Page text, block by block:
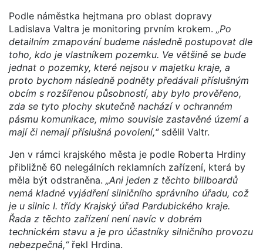
Podle náměstka hejtmana pro oblast dopravy
Ladislava Valtra je monitoring prvním krokem. „Po
detailním zmapování budeme následně postupovat dle
toho, kdo je vlastníkem pozemku. Ve většině se bude
jednat o pozemky, které nejsou v majetku kraje, a
proto bychom následně podněty předávali příslušným
obcím s rozšířenou působností, aby bylo prověřeno,
zda se tyto plochy skutečně nachází v ochranném
pásmu komunikace, mimo souvisle zastavěné území a
mají či nemají příslušná povolení,“sdělil Valtr.
Jen v rámci krajského města je podle Roberta Hrdiny
přibližně 60 nelegálních reklamních zařízení, která by
měla být odstraněna. „Ani jeden z těchto billboardů
nemá kladné vyjádření silničního správního úřadu, což
je u silnic I. třídy Krajský úřad Pardubického kraje.
Řada z těchto zařízení není navíc v dobrém
technickém stavu a je pro účastníky silničního provozu
nebezpečná,“řekl Hrdina.